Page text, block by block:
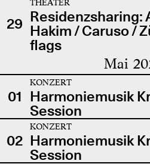
29
THEATER
Residenzsharing:
Hakim / Caruso /
flags
Mai
01
KONZERT
Harmoniemusik
Session
02
KONZERT
Harmoniemusik
Session